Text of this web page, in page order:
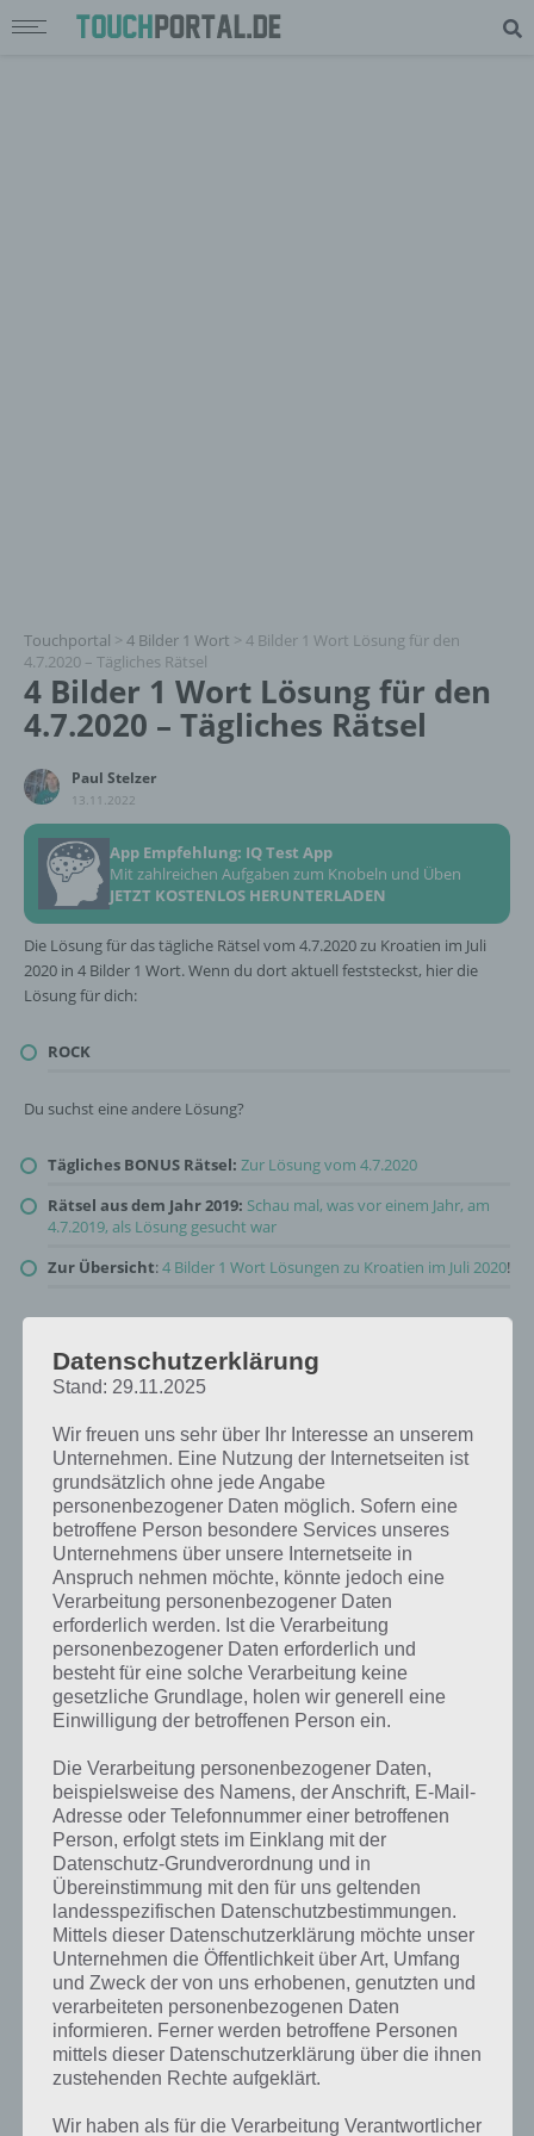
Touchportal > 4 Bilder 1 Wort > 4 Bilder 1 Wort Lösung für den
4.7.2020 – Tägliches Rätsel
4 Bilder 1 Wort Lösung für den
4.7.2020 – Tägliches Rätsel
Paul Stelzer
13.11.2022
App Empfehlung: IQ Test App
Mit zahlreichen Aufgaben zum Knobeln und Üben
JETZT KOSTENLOS HERUNTERLADEN
Die Lösung für das tägliche Rätsel vom 4.7.2020 zu Kroatien im Juli
2020 in 4 Bilder 1 Wort. Wenn du dort aktuell feststeckst, hier die
Lösung für dich:
ROCK
Du suchst eine andere Lösung?
Tägliches BONUS Rätsel: Zur Lösung vom 4.7.2020
Rätsel aus dem Jahr 2019: Schau mal, was vor einem Jahr, am
4.7.2019, als Lösung gesucht war
Zur Übersicht:4 Bilder 1 Wort Lösungen zu Kroatien im Juli 2020!
Kurze Begriffserklärung zur Lösung Rock
Rock ist die Lösung für das tägliche Rätsel am 4.7.2020 in 4 Bilder 1
Wort, doch welche Bedeutung hat dieses eigentlich und was gibt es
dazu zu wissen? Passt das Wort auch zu Kroatien? Zu bestimmten
Lösungen präsentieren wir daher auch immer eine kurze
Begriffserklärung!
Bedeutungen haben. So handelt es sich bei einem Rock
Datenschutzerklärung
Stand: 29.11.2025
Wir freuen uns sehr über Ihr Interesse an unserem
Unternehmen. Eine Nutzung der Internetseiten ist
grundsätzlich ohne jede Angabe
personenbezogener Daten möglich. Sofern eine
betroffene Person besondere Services unseres
Unternehmens über unsere Internetseite in
Anspruch nehmen möchte, könnte jedoch eine
Verarbeitung personenbezogener Daten
erforderlich werden. Ist die Verarbeitung
personenbezogener Daten erforderlich und
besteht für eine solche Verarbeitung keine
gesetzliche Grundlage, holen wir generell eine
Einwilligung der betroffenen Person ein.
Die Verarbeitung personenbezogener Daten,
beispielsweise des Namens, der Anschrift, E-Mail-
Adresse oder Telefonnummer einer betroffenen
Person, erfolgt stets im Einklang mit der
Datenschutz-Grundverordnung und in
Übereinstimmung mit den für uns geltenden
landesspezifischen Datenschutzbestimmungen.
Mittels dieser Datenschutzerklärung möchte unser
Unternehmen die Öffentlichkeit über Art, Umfang
und Zweck der von uns erhobenen, genutzten und
verarbeiteten personenbezogenen Daten
informieren. Ferner werden betroffene Personen
mittels dieser Datenschutzerklärung über die ihnen
zustehenden Rechte aufgeklärt.
Wir haben als für die Verarbeitung Verantwortlicher